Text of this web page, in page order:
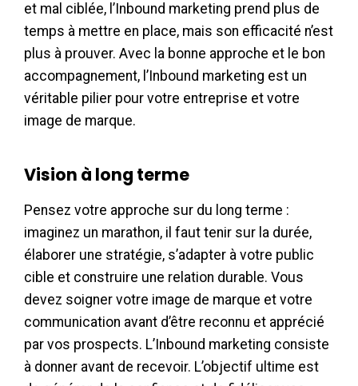
et mal ciblée, l’Inbound marketing prend plus de
temps à mettre en place, mais son efficacité n’est
plus à prouver. Avec la bonne approche et le bon
accompagnement, l’Inbound marketing est un
véritable pilier pour votre entreprise et votre
image de marque.
Vision à long terme
Pensez votre approche sur du long terme :
imaginez un marathon, il faut tenir sur la durée,
élaborer une stratégie, s’adapter à votre public
cible et construire une relation durable. Vous
devez soigner votre image de marque et votre
communication avant d’être reconnu et apprécié
par vos prospects. L’Inbound marketing consiste
à donner avant de recevoir. L’objectif ultime est